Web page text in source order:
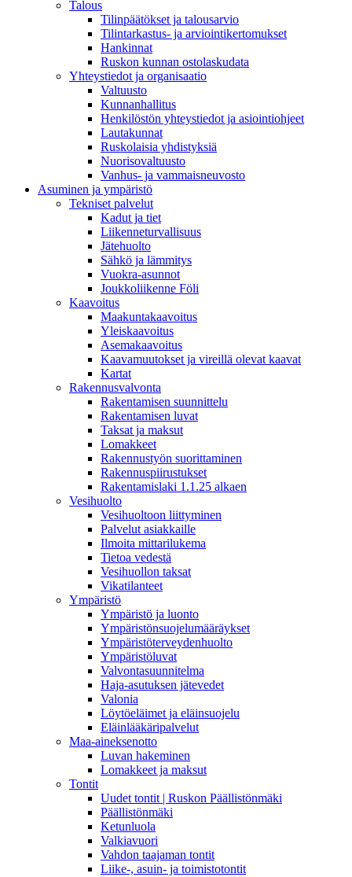
Talous
Tilinpäätökset ja talousarvio
Tilintarkastus- ja arviointikertomukset
Hankinnat
Ruskon kunnan ostolaskudata
Yhteystiedot ja organisaatio
Valtuusto
Kunnanhallitus
Henkilöstön yhteystiedot ja asiointiohjeet
Lautakunnat
Ruskolaisia yhdistyksiä
Nuorisovaltuusto
Vanhus- ja vammaisneuvosto
Asuminen ja ympäristö
Tekniset palvelut
Kadut ja tiet
Liikenneturvallisuus
Jätehuolto
Sähkö ja lämmitys
Vuokra-asunnot
Joukkoliikenne Föli
Kaavoitus
Maakuntakaavoitus
Yleiskaavoitus
Asemakaavoitus
Kaavamuutokset ja vireillä olevat kaavat
Kartat
Rakennusvalvonta
Rakentamisen suunnittelu
Rakentamisen luvat
Taksat ja maksut
Lomakkeet
Rakennustyön suorittaminen
Rakennuspiirustukset
Rakentamislaki 1.1.25 alkaen
Vesihuolto
Vesihuoltoon liittyminen
Palvelut asiakkaille
Ilmoita mittarilukema
Tietoa vedestä
Vesihuollon taksat
Vikatilanteet
Ympäristö
Ympäristö ja luonto
Ympäristönsuojelumääräykset
Ympäristöterveydenhuolto
Ympäristöluvat
Valvontasuunnitelma
Haja-asutuksen jätevedet
Valonia
Löytöeläimet ja eläinsuojelu
Eläinlääkäripalvelut
Maa-aineksenotto
Luvan hakeminen
Lomakkeet ja maksut
Tontit
Uudet tontit | Ruskon Päällistönmäki
Päällistönmäki
Ketunluola
Valkiavuori
Vahdon taajaman tontit
Liike-, asuin- ja toimistotontit